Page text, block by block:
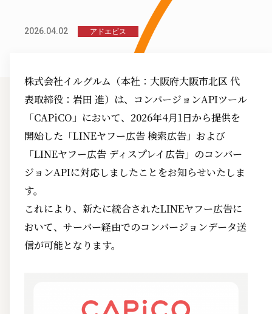
2026.04.02 アドエビス
株式会社イルグルム（本社：大阪府大阪市北区 代
表取締役：岩田 進）は、コンバージョンAPIツール
「CAPiCO」において、2026年4月1日から提供を
開始した「LINEヤフー広告 検索広告」および
「LINEヤフー広告 ディスプレイ広告」のコンバー
ジョンAPIに対応しましたことをお知らせいたしま
す。
これにより、新たに統合されたLINEヤフー広告に
おいて、サーバー経由でのコンバージョンデータ送
信が可能となります。